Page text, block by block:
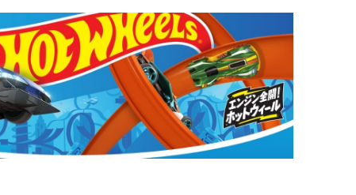
全商品から探す
発売月から探す
シリーズから探す